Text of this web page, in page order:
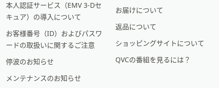
本人認証サービス（EMV 3-Dセ
キュア）の導入について
お客様番号（ID）およびパスワ
ードの取扱いに関するご注意
停波のお知らせ
メンテナンスのお知らせ
お届けについて
返品について
ショッピングサイトについて
QVCの番組を見るには？